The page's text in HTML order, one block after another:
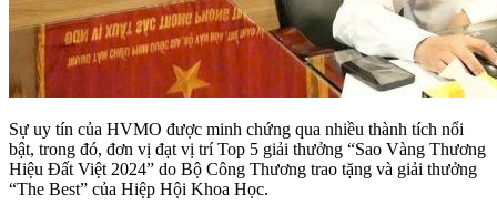
Sự uy tín của HVMO được minh chứng qua nhiều thành tích nổi
bật, trong đó, đơn vị đạt vị trí Top 5 giải thưởng “Sao Vàng Thương
Hiệu Đất Việt 2024” do Bộ Công Thương trao tặng và giải thưởng
“The Best” của Hiệp Hội Khoa Học.